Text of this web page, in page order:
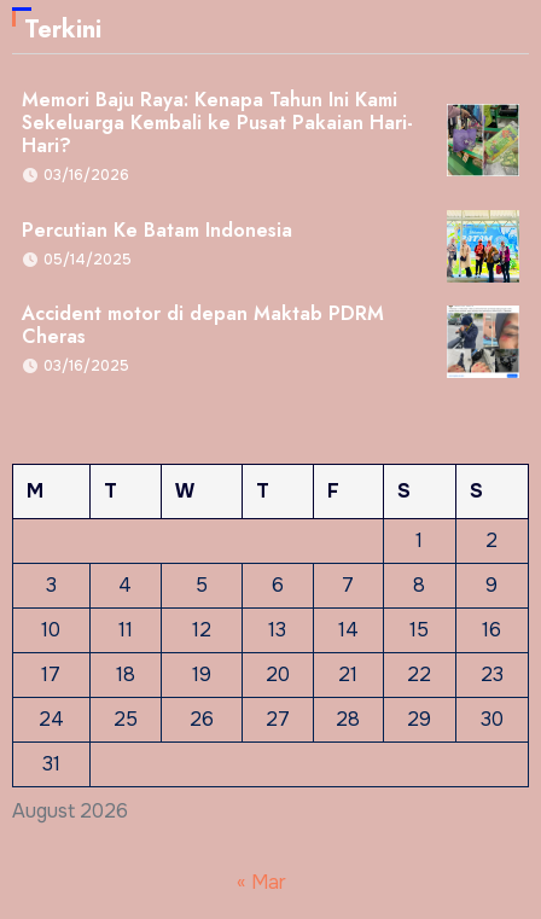
Terkini
Memori Baju Raya: Kenapa Tahun Ini Kami
Sekeluarga Kembali ke Pusat Pakaian Hari-
Hari?
03/16/2026
Percutian Ke Batam Indonesia
05/14/2025
Accident motor di depan Maktab PDRM
Cheras
03/16/2025
August 2026
M T W T F S
S
1
2
3
4 5 6 7 8
9
10
11 12 13 14 15
16
17
18 19 20 21 22
23
24
25 26 27 28 29
30
31
« Mar